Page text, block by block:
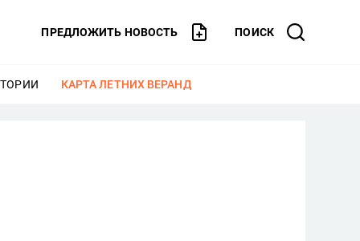
ПРЕДЛОЖИТЬ НОВОСТЬ ПОИСК
ЕЩЕ
КАРТА ЛЕТНИХ ВЕРАНД